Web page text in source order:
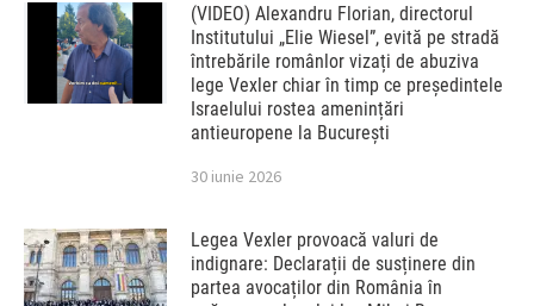
(VIDEO) Alexandru Florian, directorul
Institutului „Elie Wiesel”, evită pe stradă
întrebările românlor vizați de abuziva
lege Vexler chiar în timp ce președintele
Israelului rostea amenințări
antieuropene la București
30 iunie 2026
Legea Vexler provoacă valuri de
indignare: Declarații de susținere din
partea avocaților din România în